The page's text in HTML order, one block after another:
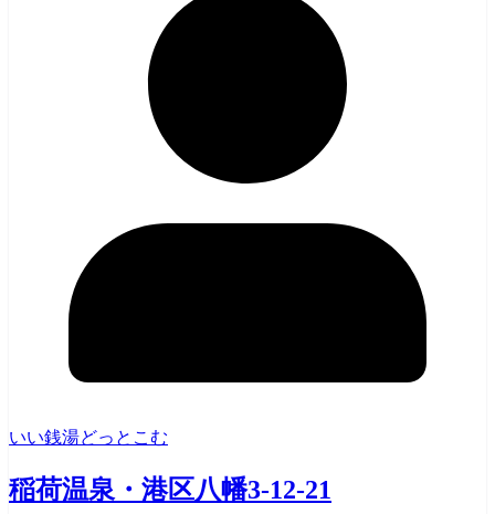
いい銭湯どっとこむ
稲荷温泉・港区八幡3-12-21